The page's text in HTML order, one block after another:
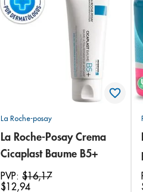
La Roche-posay
La Roche-Posay Crema
Cicaplast Baume B5+
PVP:$16,17
$12,94